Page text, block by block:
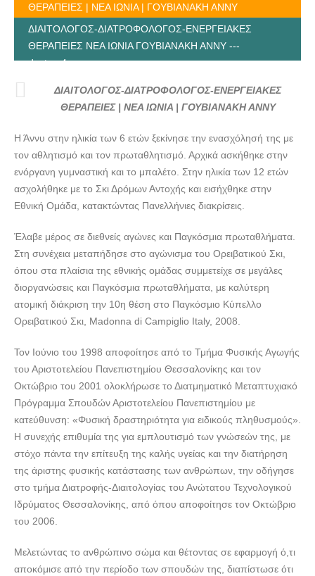
ΘΕΡΑΠΕΙΕΣ | ΝΕΑ ΙΩΝΙΑ | ΓΟΥΒΙΑΝΑΚΗ ΑΝΝΥ
ΔΙΑΙΤΟΛΟΓΟΣ-ΔΙΑΤΡΟΦΟΛΟΓΟΣ-ΕΝΕΡΓΕΙΑΚΕΣ
ΘΕΡΑΠΕΙΕΣ ΝΕΑ ΙΩΝΙΑ ΓΟΥΒΙΑΝΑΚΗ ΑΝΝΥ ---
doctors4u.gr
ΔΙΑΙΤΟΛΟΓΟΣ-ΔΙΑΤΡΟΦΟΛΟΓΟΣ-ΕΝΕΡΓΕΙΑΚΕΣ
ΘΕΡΑΠΕΙΕΣ ΝΕΑ ΙΩΝΙΑ ΓΟΥΒΙΑΝΑΚΗ ΑΝΝΥ ---
ΔΙΑΙΤΟΛΟΓΟΣ-ΔΙΑΤΡΟΦΟΛΟΓΟΣ-ΕΝΕΡΓΕΙΑΚΕΣ
ΘΕΡΑΠΕΙΕΣ ΝΕΑ ΙΩΝΙΑ ΓΟΥΒΙΑΝΑΚΗ ΑΝΝΥ ---
doctors4u.gr
ΔΙΑΙΤΟΛΟΓΟΣ-ΔΙΑΤΡΟΦΟΛΟΓΟΣ-ΕΝΕΡΓΕΙΑΚΕΣ
ΘΕΡΑΠΕΙΕΣ ΝΕΑ ΙΩΝΙΑ ΓΟΥΒΙΑΝΑΚΗ ΑΝΝΥ ---
ΔΙΑΙΤΟΛΟΓΟΣ-ΔΙΑΤΡΟΦΟΛΟΓΟΣ-ΕΝΕΡΓΕΙΑΚΕΣ
ΘΕΡΑΠΕΙΕΣ ΝΕΑ ΙΩΝΙΑ ΓΟΥΒΙΑΝΑΚΗ ΑΝΝΥ ---
doctors4u.gr
ΔΙΑΙΤΟΛΟΓΟΣ-ΔΙΑΤΡΟΦΟΛΟΓΟΣ-ΕΝΕΡΓΕΙΑΚΕΣ
ΘΕΡΑΠΕΙΕΣ ΝΕΑ ΙΩΝΙΑ ΓΟΥΒΙΑΝΑΚΗ ΑΝΝΥ ---
ΔΙΑΙΤΟΛΟΓΟΣ-ΔΙΑΤΡΟΦΟΛΟΓΟΣ-ΕΝΕΡΓΕΙΑΚΕΣ
ΘΕΡΑΠΕΙΕΣ ΝΕΑ ΙΩΝΙΑ ΓΟΥΒΙΑΝΑΚΗ ΑΝΝΥ ---
doctors4u.gr
ΔΙΑΙΤΟΛΟΓΟΣ-ΔΙΑΤΡΟΦΟΛΟΓΟΣ-ΕΝΕΡΓΕΙΑΚΕΣ
ΘΕΡΑΠΕΙΕΣ | ΝΕΑ ΙΩΝΙΑ | ΓΟΥΒΙΑΝΑΚΗ ΑΝΝΥ
Η Άννυ στην ηλικία των 6 ετών ξεκίνησε την ενασχόλησή της με
τον αθλητισμό και τον πρωταθλητισμό. Αρχικά ασκήθηκε στην
ενόργανη γυμναστική και το μπαλέτο. Στην ηλικία των 12 ετών
ασχολήθηκε με το Σκι Δρόμων Αντοχής και εισήχθηκε στην
Εθνική Ομάδα, κατακτώντας Πανελλήνιες διακρίσεις.
Έλαβε μέρος σε διεθνείς αγώνες και Παγκόσμια πρωταθλήματα.
Στη συνέχεια μεταπήδησε στο αγώνισμα του Ορειβατικού Σκι,
όπου στα πλαίσια της εθνικής ομάδας συμμετείχε σε μεγάλες
διοργανώσεις και Παγκόσμια πρωταθλήματα, με καλύτερη
ατομική διάκριση την 10η θέση στο Παγκόσμιο Κύπελλο
Ορειβατικού Σκι, Madonna di Campiglio Italy, 2008.
Τον Ιούνιο του 1998 αποφοίτησε από το Τμήμα Φυσικής Αγωγής
του Αριστοτελείου Πανεπιστημίου Θεσσαλονίκης και τον
Οκτώβριο του 2001 ολοκλήρωσε το Διατμηματικό Μεταπτυχιακό
Πρόγραμμα Σπουδών Αριστοτελείου Πανεπιστημίου με
κατεύθυνση: «Φυσική δραστηριότητα για ειδικούς πληθυσμούς».
Η συνεχής επιθυμία της για εμπλουτισμό των γνώσεών της, με
στόχο πάντα την επίτευξη της καλής υγείας και την διατήρηση
της άριστης φυσικής κατάστασης των ανθρώπων, την οδήγησε
στο τμήμα Διατροφής-Διαιτολογίας του Ανώτατου Τεχνολογικού
Ιδρύματος Θεσσαλονίκης, από όπου αποφοίτησε τον Οκτώβριο
του 2006.
Μελετώντας το ανθρώπινο σώμα και θέτοντας σε εφαρμογή ό,τι
αποκόμισε από την περίοδο των σπουδών της, διαπίστωσε ότι